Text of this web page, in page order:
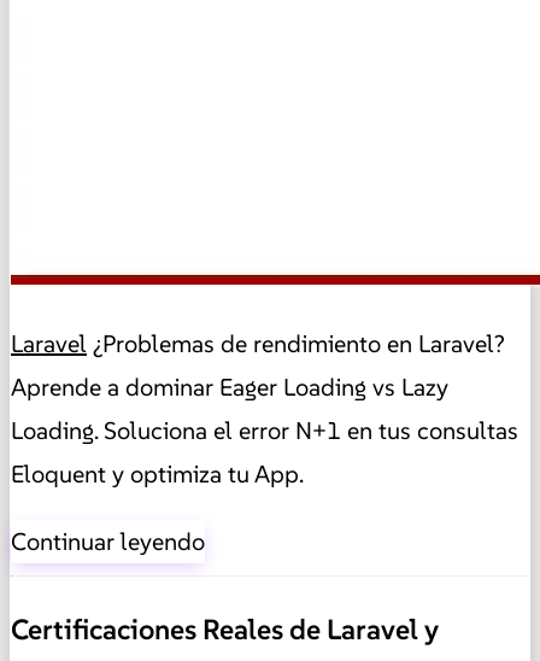
Laravel ¿Problemas de rendimiento en Laravel?
Aprende a dominar Eager Loading vs Lazy
Loading. Soluciona el error N+1 en tus consultas
Eloquent y optimiza tu App.
Continuar leyendo
Certificaciones Reales de Laravel y